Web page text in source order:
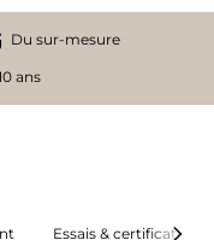
Du sur-mesure
ans
Essais & certifications